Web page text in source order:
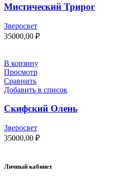
Мистический Трирог
Зверосвет
35000,00 ₽
В корзину
Просмотр
Сравнить
Добавить в список
Скифский Олень
Зверосвет
35000,00 ₽
Личный кабинет